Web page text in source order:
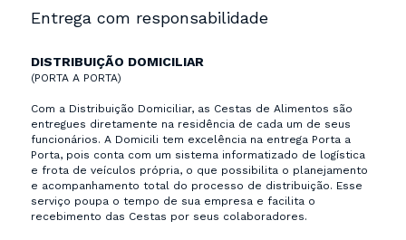
Entrega com responsabilidade
DISTRIBUIÇÃO DOMICILIAR
(PORTA A PORTA)
Com a Distribuição Domiciliar, as Cestas de Alimentos são
entregues diretamente na residência de cada um de seus
funcionários. A Domicili tem excelência na entrega Porta a
Porta, pois conta com um sistema informatizado de logística
e frota de veículos própria, o que possibilita o planejamento
e acompanhamento total do processo de distribuição. Esse
serviço poupa o tempo de sua empresa e facilita o
recebimento das Cestas por seus colaboradores.